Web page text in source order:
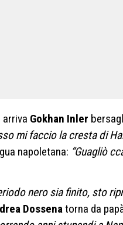
arriva Gokhan Inler
mi faccio la cresta di
napoletana: “Guagliò
nero sia finito, sto
Dossenatorna da